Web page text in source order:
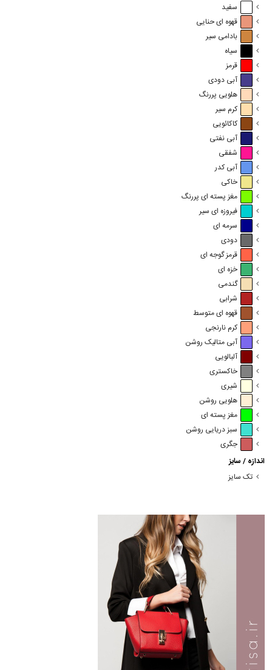
سفید
قهوه ای حنایی
بادامی سیر
سیاه
قرمز
آبی دودی
هلویی پررنگ
کرم سیر
کاکائویی
آبی نفتی
شفقی
آبی کدر
خاکی
مغز پسته ای پررنگ
فیروزه ای سیر
سرمه ای
دودی
قرمز گوجه ای
خزه ای
گندمی
شرابی
قهوه ای متوسط
کرم نارنجی
آبی متالیک روشن
آلبالویی
خاکستری
شیری
هلویی روشن
مغز پسته ای
سبز دریایی روشن
جگری
اندازه / سایز
تک سایز